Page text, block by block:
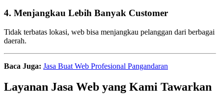
4. Menjangkau Lebih Banyak Customer
Tidak terbatas lokasi, web bisa menjangkau pelanggan dari berbagai
daerah.
Baca Juga: Jasa Buat Web Profesional Pangandaran
Layanan Jasa Web yang Kami Tawarkan